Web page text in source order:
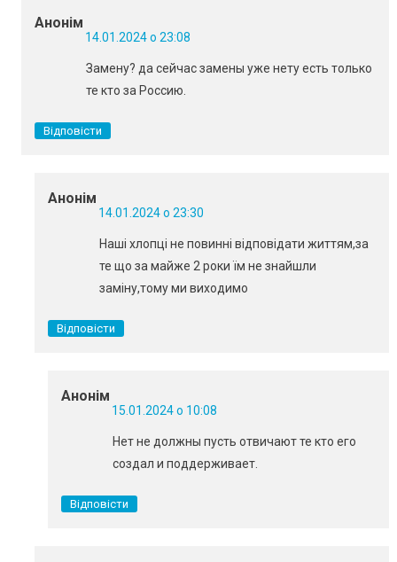
Анонім
14.01.2024 о 23:08
Замену? да сейчас замены уже нету есть только
те кто за Россию.
Відповісти
Анонім
14.01.2024 о 23:30
Наші хлопці не повинні відповідати життям,за
те що за майже 2 роки їм не знайшли
заміну,тому ми виходимо
Відповісти
Анонім
15.01.2024 о 10:08
Нет не должны пусть отвичают те кто его
создал и поддерживает.
Відповісти